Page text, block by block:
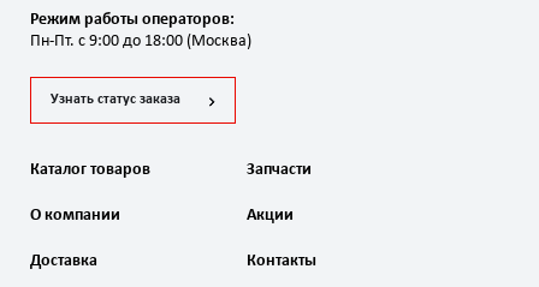
Режим работы операторов:
Пн-Пт. с 9:00 до 18:00 (Москва)
Узнать статус заказа
Каталог товаров Запчасти
О компании
Доставка
Акции
Контакты